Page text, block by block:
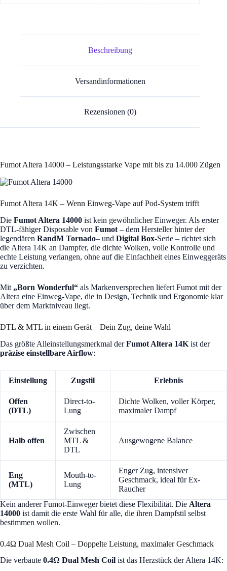
Beschreibung
Versandinformationen
Rezensionen (0)
Fumot Altera 14000 – Leistungsstarke Vape mit bis zu 14.000 Zügen
Fumot Altera 14K – Wenn Einweg-Vape auf Pod-System trifft
Die Fumot Altera 14000 ist kein gewöhnlicher Einweger. Als erster
DTL-fähiger Disposable von Fumot – dem Hersteller hinter der
legendären RandM Tornado– und Digital Box-Serie – richtet sich
die Altera 14K an Dampfer, die dichte Wolken, volle Kontrolle und
echte Leistung verlangen, ohne auf die Einfachheit eines Einweggeräts
zu verzichten.
Mit „Born Wonderful“ als Markenversprechen liefert Fumot mit der
Altera eine Einweg-Vape, die in Design, Technik und Ergonomie klar
über dem Marktniveau liegt.
DTL & MTL in einem Gerät – Dein Zug, deine Wahl
Das größte Alleinstellungsmerkmal derFumot Altera 14K ist der
präzise einstellbare Airflow:
Einstellung Zugstil Erlebnis
Offen
(DTL)
Direct-to-
Lung
Dichte Wolken, voller Körper,
maximaler Dampf
Halb offen
Zwischen
MTL &
DTL
Ausgewogene Balance
Eng
(MTL)
Mouth-to-
Lung
Enger Zug, intensiver
Geschmack, ideal für Ex-
Raucher
Kein anderer Fumot-Einweger bietet diese Flexibilität. Die Altera
14000 ist damit die erste Wahl für alle, die ihren Dampfstil selbst
bestimmen wollen.
0.4Ω Dual Mesh Coil – Doppelte Leistung, maximaler Geschmack
Die verbaute 0.4Ω Dual Mesh Coil ist das Herzstück der Altera 14K: